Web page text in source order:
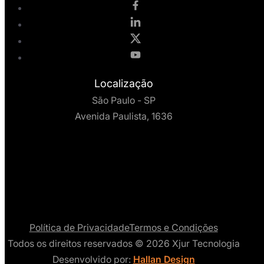
Localização
São Paulo - SP
Avenida Paulista, 1636
Política de PrivacidadeTermos e Condições
Todos os direitos reservados © 2026 Xjur Tecnologia
Desenvolvido por: Hallan Design